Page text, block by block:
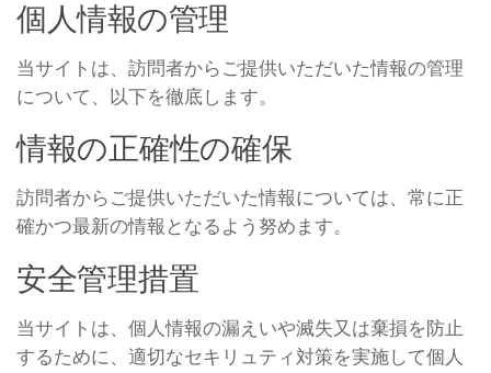
個人情報の管理
当サイトは、訪問者からご提供いただいた情報の管理
について、以下を徹底します。
情報の正確性の確保
訪問者からご提供いただいた情報については、常に正
確かつ最新の情報となるよう努めます。
安全管理措置
当サイトは、個人情報の漏えいや滅失又は棄損を防止
するために、適切なセキリュティ対策を実施して個人